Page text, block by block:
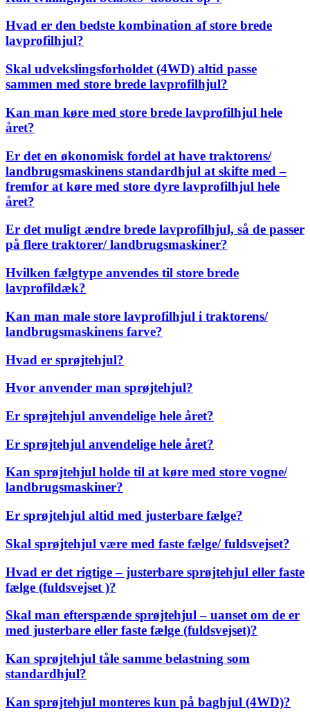
Hvad er den bedste kombination af store brede
lavprofilhjul?
Skal udvekslingsforholdet (4WD) altid passe
sammen med store brede lavprofilhjul?
Kan man køre med store brede lavprofilhjul hele
året?
Er det en økonomisk fordel at have traktorens/
landbrugsmaskinens standardhjul at skifte med –
fremfor at køre med store dyre lavprofilhjul hele
året?
Er det muligt ændre brede lavprofilhjul, så de passer
på flere traktorer/ landbrugsmaskiner?
Hvilken fælgtype anvendes til store brede
lavprofildæk?
Kan man male store lavprofilhjul i traktorens/
landbrugsmaskinens farve?
Hvad er sprøjtehjul?
Hvor anvender man sprøjtehjul?
Er sprøjtehjul anvendelige hele året?
Er sprøjtehjul anvendelige hele året?
Kan sprøjtehjul holde til at køre med store vogne/
landbrugsmaskiner?
Er sprøjtehjul altid med justerbare fælge?
Skal sprøjtehjul være med faste fælge/ fuldsvejset?
Hvad er det rigtige – justerbare sprøjtehjul eller faste
fælge (fuldsvejset )?
Skal man efterspænde sprøjtehjul – uanset om de er
med justerbare eller faste fælge (fuldsvejset)?
Kan sprøjtehjul tåle samme belastning som
standardhjul?
Kan sprøjtehjul monteres kun på baghjul (4WD)?